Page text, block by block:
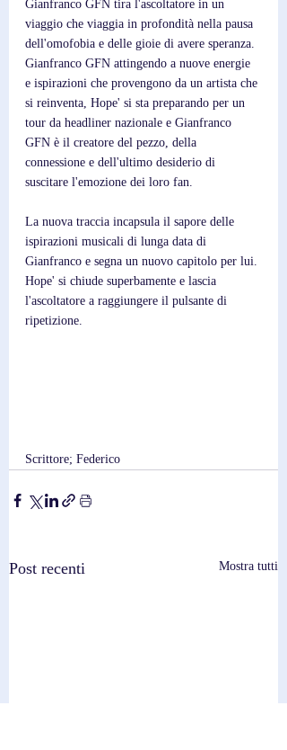
Gianfranco GFN tira l'ascoltatore in un
viaggio che viaggia in profondità nella pausa
dell'omofobia e delle gioie di avere speranza.
Gianfranco GFN attingendo a nuove energie
e ispirazioni che provengono da un artista che
si reinventa, Hope' si sta preparando per un
tour da headliner nazionale e Gianfranco
GFN è il creatore del pezzo, della
connessione e dell'ultimo desiderio di
suscitare l'emozione dei loro fan.
La nuova traccia incapsula il sapore delle
ispirazioni musicali di lunga data di
Gianfranco e segna un nuovo capitolo per lui.
Hope' si chiude superbamente e lascia
l'ascoltatore a raggiungere il pulsante di
ripetizione.
Scrittore; Federico
Post recenti Mostra tutti